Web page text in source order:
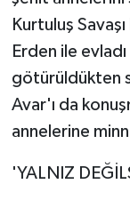
Kurtuluş
Erden ile
götürüldükten
Avar'ı da
annelerine
'YALNIZ